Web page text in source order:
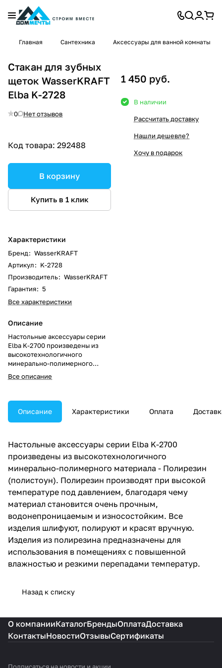
Главная Сантехника Аксессуары для ванной комнаты
Стакан для зубных
щеток WasserKRAFT
Elba K-2728
0 Нет отзывов
Код товара: 292488
В корзину
Купить в 1 клик
Характеристики
Бренд: WasserKRAFT
Артикул: K-2728
Производитель: WasserKRAFT
Гарантия: 5
Все характеристики
Описание
Настольные аксессуары серии
Elba K-2700 произведены из
высокотехнологичного
минерально-полимерного
материала - Полирезин
(полистоун). Полирезин
температуре под давлением,
благодаря чему материал
становится очень прочным,
шлифуют, полируют и красят
полирезина предназначены для
использования в помещениях с
повышенной влажностью и
температур.
Все описание
1 450 руб.
В наличии
Рассчитать доставку
Нашли дешевле?
Хочу в подарок
Описание Характеристики Оплата
Настольные аксессуары серии Elba K-2700
произведены из высокотехнологичного
минерально-полимерного материала - Полирезин
(полистоун). Полирезин производят при высокой
температуре под давлением, благодаря чему
материал становится очень прочным,
водонепроницаемым и износостойким. Все
изделия шлифуют, полируют и красят вручную.
Изделия из полирезина предназначены для
использования в помещениях с повышенной
влажностью и резкими перепадами температур.
Назад к списку
О компанииКаталогБрендыОплатаДоставка
КонтактыНовостиОтзывыСертификаты